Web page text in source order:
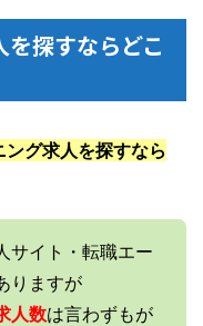
探すならどこ
グ求人を探すなら
サイト・転職エー
りますが
人数は言わずもが